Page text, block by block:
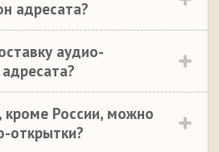
адресата?
аудио-
кроме России, можно
открытки?